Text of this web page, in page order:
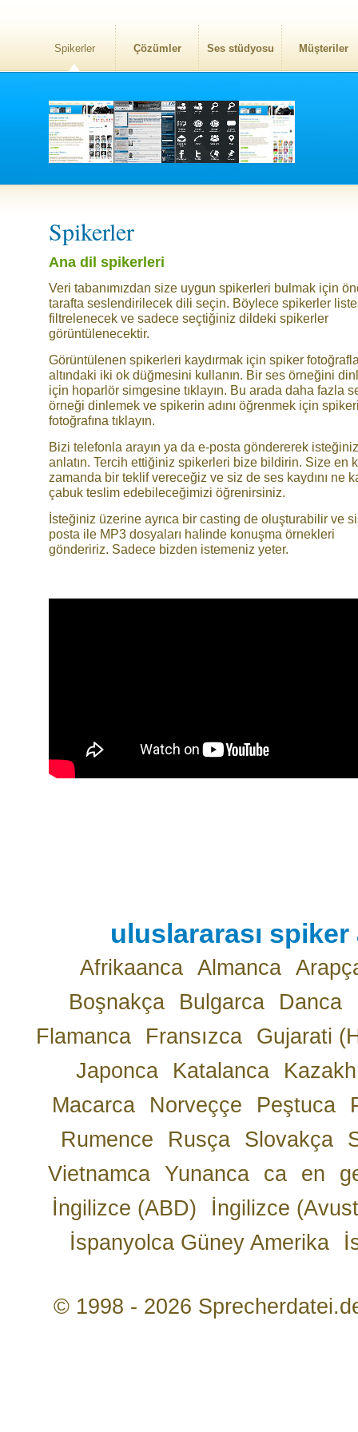
Spikerler Çözümler Ses stüdyosu Müşteriler
Spikerler
Ana dil spikerleri
Veri tabanımızdan size uygun spikerleri bulmak için
tarafta seslendirilecek dili seçin. Böylece spikerler
filtrelenecek ve sadece seçtiğiniz dildeki spikerler
görüntülenecektir.
Görüntülenen spikerleri kaydırmak için spiker
altındaki iki ok düğmesini kullanın. Bir ses örneğini
için hoparlör simgesine tıklayın. Bu arada daha fazla
örneği dinlemek ve spikerin adını öğrenmek için
fotoğrafına tıklayın.
Bizi telefonla arayın ya da e-posta göndererek
anlatın. Tercih ettiğiniz spikerleri bize bildirin. Size en
zamanda bir teklif vereceğiz ve siz de ses kaydını ne
çabuk teslim edebileceğimizi öğrenirsiniz.
İsteğiniz üzerine ayrıca bir casting de oluşturabilir ve
posta ile MP3 dosyaları halinde konuşma örnekleri
göndeririz. Sadece bizden istemeniz yeter.
uluslararası
Afrikaanca Almanca
Boşnakça
Bulgarca Danca
Flamanca
Fransızca
Gujarati
Japonca
Katalanca
Kazakh
Macarca
Norveççe Peştuca
Rumence
Rusça Slovakça
Vietnamca
Yunanca ca en
İngilizce (ABD)
İngilizce
İspanyolca Güney Amerika
© 1998 - 2026